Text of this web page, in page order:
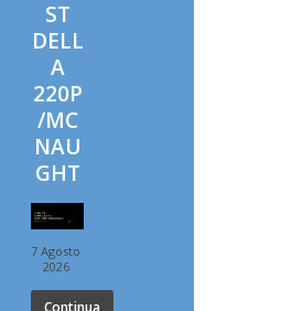
ST
DELL
A
220P
/MC
NAU
GHT
7 Agosto
2026
Continua